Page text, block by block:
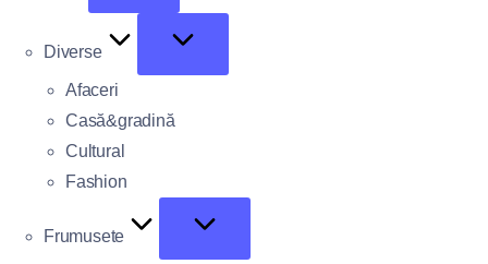
Diverse
Afaceri
Casă&gradină
Cultural
Fashion
Frumusete